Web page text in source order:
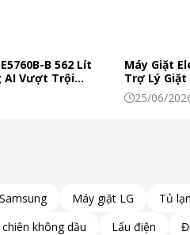
B 562 Lít
AI Vượt Trội
Ngon Mỗi Ngày
Máy Giặt
Trợ Lý Giặt
Đình Hiện
25/06/
Máy giặt LG
Tủ
không dầu Lẩu điện